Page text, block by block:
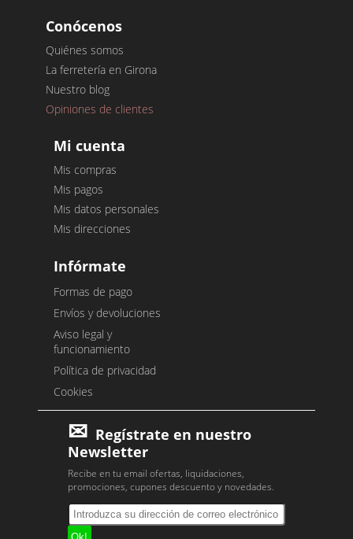
Conócenos
Quiénes somos
La ferretería en Girona
Nuestro blog
Opiniones de clientes
Mi cuenta
Mis compras
Mis pagos
Mis datos personales
Mis direcciones
Infórmate
Formas de pago
Envíos y devoluciones
Aviso legal y
funcionamiento
Política de privacidad
Cookies
Regístrate en nuestro
Newsletter
Recibe en tu email ofertas, liquidaciones,
promociones, cupones descuento y novedades.